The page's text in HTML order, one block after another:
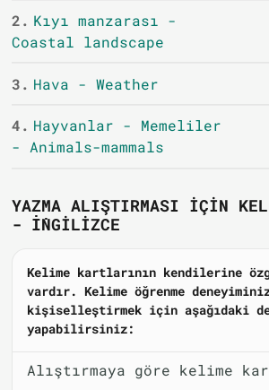
2. Kıyı manzarası -
Coastal landscape
3. Hava - Weather
4. Hayvanlar - Memeliler
- Animals-mammals
YAZMA ALIŞTIRMASI IÇIN
- İNGILIZCE
Kelime kartlarının kendilerine
vardır. Kelime öğrenme
kişiselleştirmek için aşağıdaki
yapabilirsiniz:
Alıştırmaya göre kelime